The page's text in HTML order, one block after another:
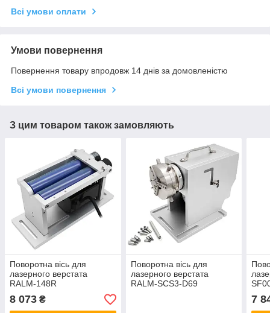
Всі умови оплати
Умови повернення
Повернення товару впродовж 14 днів за домовленістю
Всі умови повернення
З цим товаром також замовляють
Поворотна вісь для
лазерного верстата
RALM-148R
8 073 ₴
Поворотна вісь для
лазерного верстата
RALM-SCS3-D69
7